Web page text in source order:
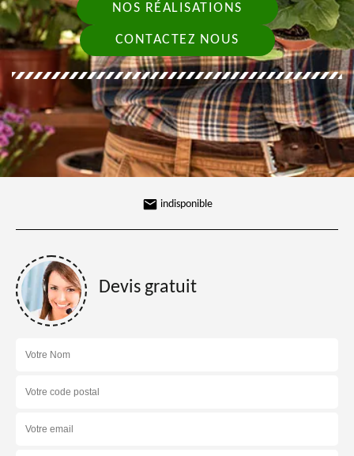
NOS RÉALISATIONS
CONTACTEZ NOUS
indisponible
Devis gratuit